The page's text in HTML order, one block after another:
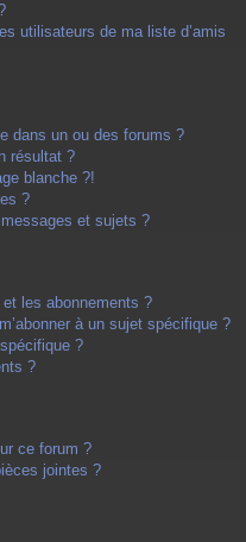
utilisateurs de ma liste d’amis
dans un ou des forums ?
résultat ?
blanche ?!
?
et sujets ?
les abonnements ?
à un sujet spécifique ?
?
?
ce forum ?
jointes ?